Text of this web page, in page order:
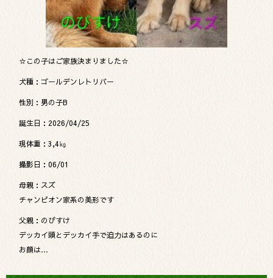
☆この子はご家族決まりました☆
犬種：ゴールデンレトリバー
性別：男の子B
誕生日：2026/04/25
現体重：3,4㎏
撮影日：06/01
母親：スズ
チャンピオン家系の美形です
父親：のびすけ
デッカイ頭とデッカイ手で迫力はあるのに
お顔は…